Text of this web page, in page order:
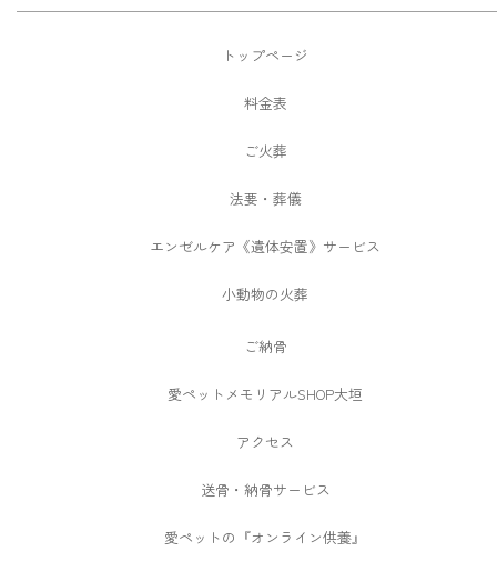
トップページ
料金表
ご火葬
法要・葬儀
エンゼルケア《遺体安置》サービス
小動物の火葬
ご納骨
愛ペットメモリアルSHOP大垣
アクセス
送骨・納骨サービス
愛ペットの『オンライン供養』